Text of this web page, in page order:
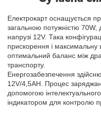
Електрокарт оснащується
загальною потужністю
напрузі 12V. Така
прискорення і максимальну
оптимальний баланс між
транспорту.
Енергозабезпечення
12V/4,5AH. Процес
допомогою
індикатором для контролю